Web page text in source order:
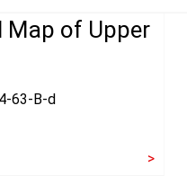
Map of Upper
63-B-d